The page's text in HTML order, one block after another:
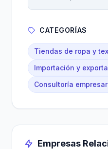
CATEGORÍAS
Tiendas de ropa y
Importación y
Consultoría
Empresas